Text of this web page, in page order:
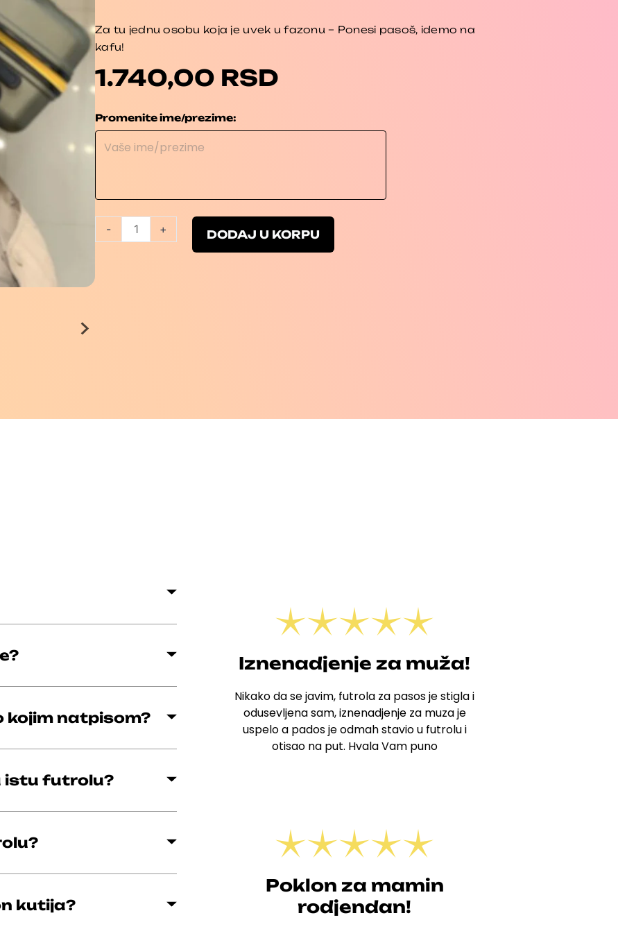
Za tu jednu osobu koja je uvek u fazonu – Ponesi pasoš, idemo na
kafu!
1.740,00 RSD
Promenite ime/prezime:
-
Za
putnicu
života!
+ DODAJ U KORPU
kojim natpisom?
istu futrolu?
kutija?
Iznenadjenje za muža!
Nikako da se javim, futrola za pasos je stigla i
odusevljena sam, iznenadjenje za muza je
uspelo a pados je odmah stavio u futrolu i
otisao na put. Hvala Vam puno
Poklon za mamin
rodjendan!